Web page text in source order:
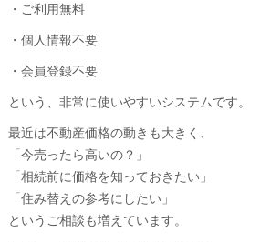
・ご利用無料
・個人情報不要
・会員登録不要
という、非常に使いやすいシステムです。
最近は不動産価格の動きも大きく、
「今売ったら高いの？」
「相続前に価格を知っておきたい」
「住み替えの参考にしたい」
というご相談も増えています。